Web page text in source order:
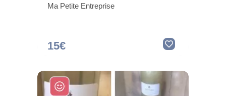
Ma Petite Entreprise
15€